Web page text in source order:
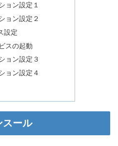
ョン設定１
ョン設定２
設定
スの起動
ョン設定３
ョン設定４
スール